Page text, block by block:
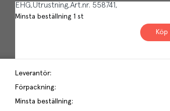
EHG Utrustning Art.nr. 558741
Minsta beställning 1 st
Köp
Leverantör:
Förpackning:
Minsta beställning: